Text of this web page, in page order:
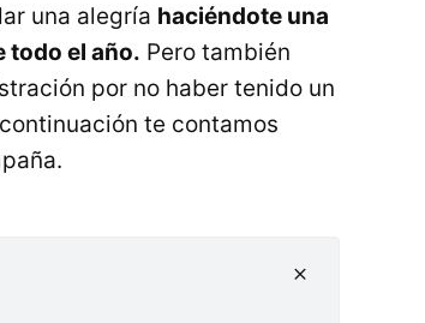
una alegría haciéndote una
todo el año. Pero también
por no haber tenido un
te contamos